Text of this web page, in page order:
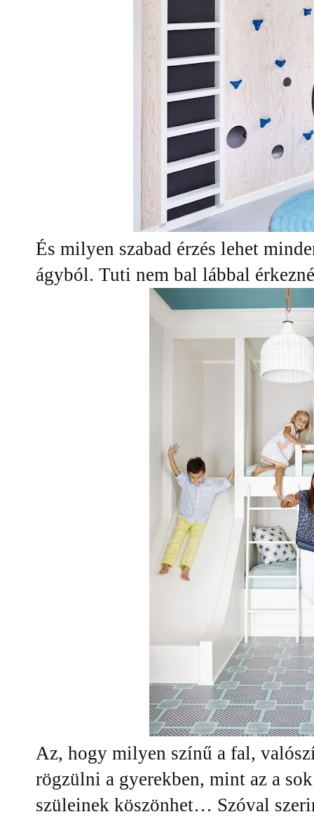
És milyen szabad érzés lehet
ágyból. Tuti nem bal lábbal
Az, hogy milyen színű a fal,
rögzülni a gyerekben, mint az a
szüleinek köszönhet… Szóval